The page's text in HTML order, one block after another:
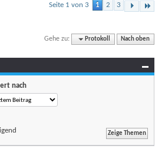
Seite 1 von 3 1 2 3
Gehe zu: Protokoll Nach oben
nach